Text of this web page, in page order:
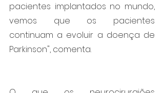
pacientes implantados no mundo,
vemos que os pacientes
continuam a evoluir a doença de
Parkinson", comenta.